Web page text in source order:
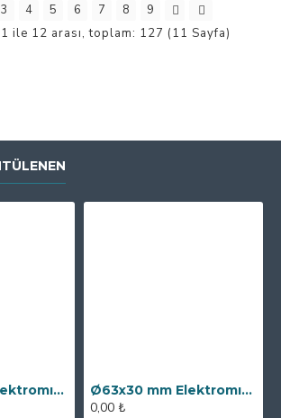
3 4 5 6 7 8
9
ile 12 arası, toplam: 127 (11 Sayfa)
Ø80x55 mm Elektromıknatıs - 250 kg Çekim Gücü Ø63x30 mm Elektromıknatıs - 100 kg Çekim Gücü
0,00 ₺